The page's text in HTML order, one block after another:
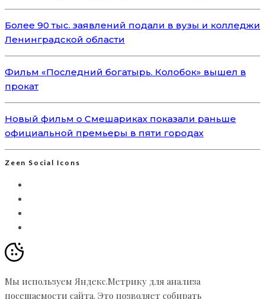
Более 90 тыс. заявлений подали в вузы и колледжи
Ленинградской области
Фильм «Последний богатырь. Колобок» вышел в
прокат
Новый фильм о Смешариках показали раньше
официальной премьеры в пяти городах
Zeen Social Icons
Мы используем Яндекс.Метрику для анализа
посещаемости сайта. Это позволяет собирать